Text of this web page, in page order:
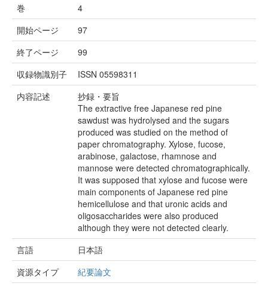
巻
4
開始ページ
97
終了ページ
99
収録物識別子
ISSN 05598311
内容記述
抄録・要旨
The extractive free Japanese red pine
sawdust was hydrolysed and the sugars
produced was studied on the method of
paper chromatography. Xylose, fucose,
arabinose, galactose, rhamnose and
mannose were detected chromatographically.
It was supposed that xylose and fucose were
main components of Japanese red pine
hemicellulose and that uronic acids and
oligosaccharides were also produced
although they were not detected clearly.
言語
日本語
資源タイプ
紀要論文